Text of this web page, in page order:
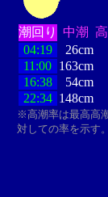
潮回り 中潮
04:19
26cm
11:00 163cm
16:38
54cm
22:34 148cm
※高潮率は最高高
対しての率を示す。